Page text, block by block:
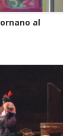
al